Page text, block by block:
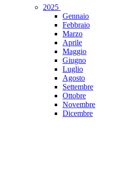
2025
Gennaio
Febbraio
Marzo
Aprile
Maggio
Giugno
Luglio
Agosto
Settembre
Ottobre
Novembre
Dicembre